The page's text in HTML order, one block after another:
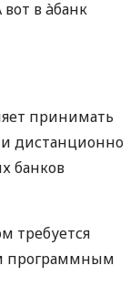
в àбанк
принимать
дистанционно
банков
требуется
программным